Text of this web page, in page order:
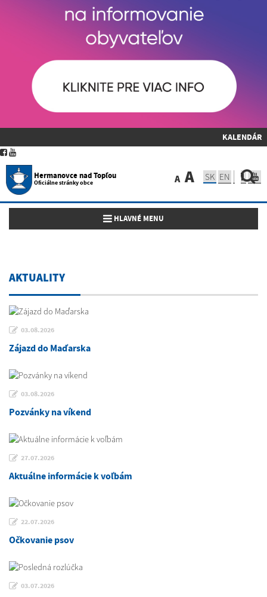
KALENDÁR
Hermanovce nad Topľou
Oficiálne stránky obce A A SK EN
Toggle navigation
HLAVNÉ MENU
AKTUALITY
03.08.2026
Zájazd do Maďarska
03.08.2026
Pozvánky na víkend
27.07.2026
Aktuálne informácie k voľbám
22.07.2026
Očkovanie psov
03.07.2026